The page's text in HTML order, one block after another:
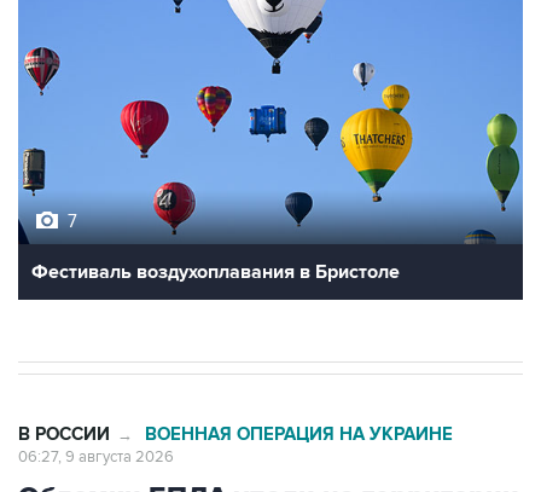
7
Фестиваль воздухоплавания в Бристоле
В РОССИИ → ВОЕННАЯ ОПЕРАЦИЯ НА УКРАИНЕ
06:27, 9 августа 2026